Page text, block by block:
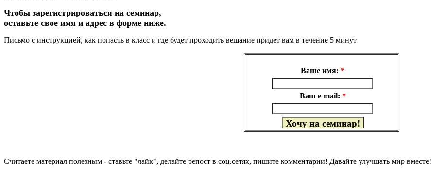
Чтобы зарегистрироваться на семинар,
оставьте свое имя и адрес в форме ниже.
Письмо с инструкцией, как попасть в класс и где будет проходить вещание придет вам в течение 5 минут
Считаете материал полезным - ставьте "лайк", делайте репост в соц.сетях, пишите комментарии! Давайте улучшать мир вместе!